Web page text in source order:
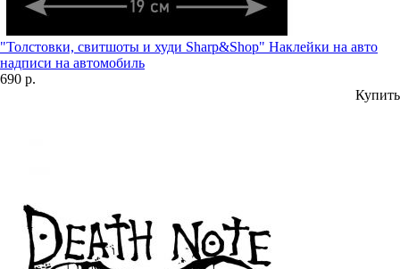
"Толстовки, свитшоты и худи Sharp&Shop" Наклейки на авто
надписи на автомобиль
690 р.
Купить